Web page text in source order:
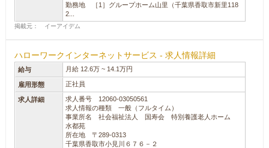
勤務地 ［1］グループホーム山里（千葉県香取市新里118
2...
掲載元： イーアイデム
ハローワークインターネットサービス - 求人情報詳細
給与 月給 12.6万 ~ 14.1万円
雇用形態 正社員
求人詳細
求人番号 12060-03050561
求人情報の種類 一般（フルタイム）
事業所名 社会福祉法人 国寿会 特別養護老人ホーム
水都苑
所在地 〒289-0313
千葉県香取市小見川６７６－２